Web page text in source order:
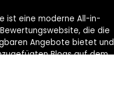
ist eine moderne All-in-
die die
Angebote bietet und
Blogs auf dem